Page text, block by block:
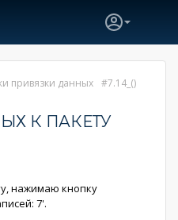
привязки данных
7.14_()
К ПАКЕТУ
нажимаю кнопку
7'.